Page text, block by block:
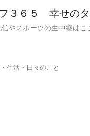
３６５ 幸せの
やスポーツの生中継はこ
生活・日々のこと